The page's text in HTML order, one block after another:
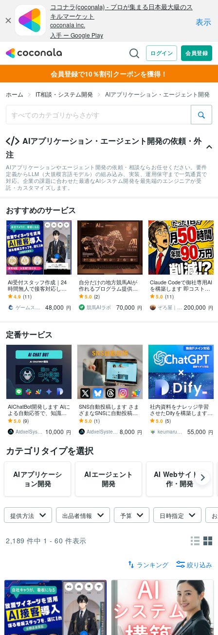
会員登録で10％割引クーポンを獲得！
ホーム IT相談・システム開発 AIアプリケーション・エージェント開発
AIアプリケーション・エージェント開発の依頼・外
注
AIアプリケーションやエージェント開発の依頼・相談ならお任せください。要件
定義からLLM（大規模言語モデル）の組み込み、実装、運用保守まで一気通貫で
対応。企業の課題に合わせた最適なAIシステム開発を最先端のエンジニアが受
託・カスタマイズします。
おすすめのサービス
AI受付スタッフ作成｜24
時間無人で接客対応しま
す 眠っているPC・サイネ
ージが、話して案内するA
I接客！
4.9 (11)
ゲームスタジオRYUXiA┆リュクシア
48,000 円
自分だけの地方競馬AIが
作れるプログラム提供し
ます 誰でも簡単に勝率予
測できる！データ追加で
最高精度を目指そう！
5.0 (2)
競馬AIラボ
70,000 円
Claude Codeで御社専用AI
を構築します 即コスト削
減！業務6領域のAIを御社
用にカスタマイズして納
品
5.0 (11)
ぞろ屋｜勝てるホームページ作成会社 200,000 円
定番サービス
AIChatBot開発します AIに
よる自動応答で、知識の
問い合わせ・作業を効率
化
5.0 (9)
AidxelSystems 10,000 円
SNS自動投稿します さま
ざまなSNSに自動投稿し
よう
5.0 (1)
AidxelSystems 8,000 円
社内資料をナレッジ学習
させたDifyを構築します
情報漏洩ゼロのセキュア
な環境で、社内ナレッジ
をAI化します。
5.0 (5)
keumaru／けうまる
55,000 円
カテゴリタイプを選択
AIアプリケーシ
ョン開発
AIエージェント
開発
AI Webサイト制
作・開発
提供方法 出品者情報 予算 日時指定
2,189 件中 1 - 60 件表示
ランキング 絞り込み